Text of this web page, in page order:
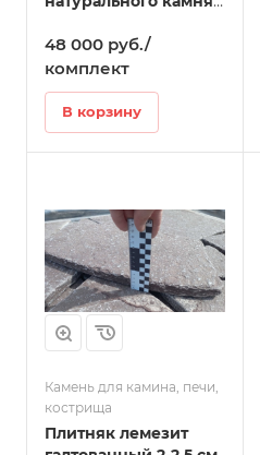
кольца/комплект, 36
камней в Татарске
48 000 руб./
комплект
В корзину
Камень для камина, печи,
кострища
Плитняк лемезит